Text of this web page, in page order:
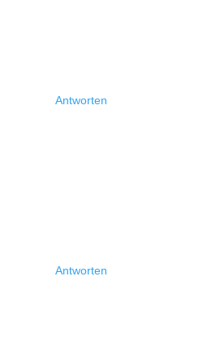
Antworten
Antworten